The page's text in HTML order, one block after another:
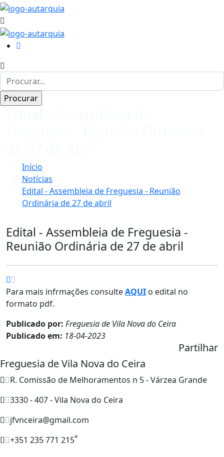
Início
Notícias
Edital - Assembleia de Freguesia - Reunião
Ordinária de 27 de abril
Edital - Assembleia de Freguesia -
Reunião Ordinária de 27 de abril
Para mais infrmações consulteAQUI o edital no
formato pdf.
Publicado por: Freguesia de Vila Nova do Ceira
Publicado em: 18-04-2023
Partilhar
Freguesia de Vila Nova do Ceira
R. Comissão de Melhoramentos n 5 - Várzea Grande
3330 - 407 - Vila Nova do Ceira
jfvnceira@gmail.com
+351 235 771 215*